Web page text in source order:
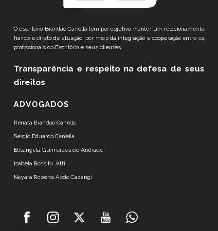
O escritório Brandão Canella tem por objetivo manter um relacionamento
franco e direto de atuação, por meio da integração e cooperação entre os
profissionais do Escritório e seus clientes.
Transparência e respeito na defesa de seus
direitos
ADVOGADOS
Renata Brandao Canella
Sergio Eduardo Canella
Elisângela Guimarães de Andrade
Isabela Rossito Jatti
Nayara Roberta Abdo Cazangi